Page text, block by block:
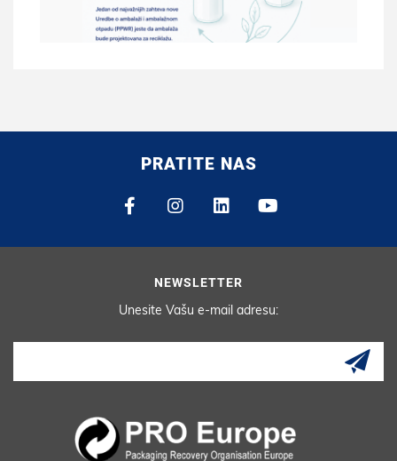
PRATITE NAS
NEWSLETTER
Unesite Vašu e-mail adresu: